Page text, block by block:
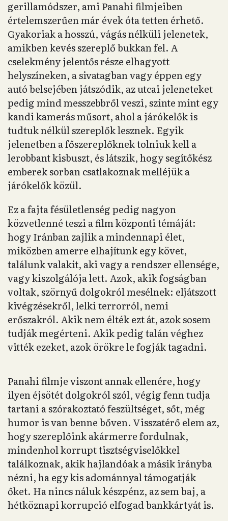
gerillamódszer, ami Panahi filmjeiben
értelemszerűen már évek óta tetten érhető.
Gyakoriak a hosszú, vágás nélküli jelenetek,
amikben kevés szereplő bukkan fel. A
cselekmény jelentős része elhagyott
helyszíneken, a sivatagban vagy éppen egy
autó belsejében játszódik, az utcai jeleneteket
pedig mind messzebbről veszi, szinte mint egy
kandi kamerás műsort, ahol a járókelők is
tudtuk nélkül szereplők lesznek. Egyik
jelenetben a főszereplőknek tolniuk kell a
lerobbant kisbuszt, és látszik, hogy segítőkész
emberek sorban csatlakoznak melléjük a
járókelők közül.
Ez a fajta fésületlenség pedig nagyon
közvetlenné teszi a film központi témáját:
hogy Iránban zajlik a mindennapi élet,
miközben amerre elhajítunk egy követ,
találunk valakit, aki vagy a rendszer ellensége,
vagy kiszolgálója lett. Azok, akik fogságban
voltak, szörnyű dolgokról mesélnek: eljátszott
kivégzésekről, lelki terrorról, nemi
erőszakról. Akik nem élték ezt át, azok sosem
tudják megérteni. Akik pedig talán véghez
vitték ezeket, azok örökre le fogják tagadni.
Panahi filmje viszont annak ellenére, hogy
ilyen éjsötét dolgokról szól, végig fenn tudja
tartani a szórakoztató feszültséget, sőt, még
humor is van benne bőven. Visszatérő elem az,
hogy szereplőink akármerre fordulnak,
mindenhol korrupt tisztségviselőkkel
találkoznak, akik hajlandóak a másik irányba
nézni, ha egy kis adománnyal támogatják
őket. Ha nincs náluk készpénz, az sem baj, a
hétköznapi korrupció elfogad bankkártyát is.